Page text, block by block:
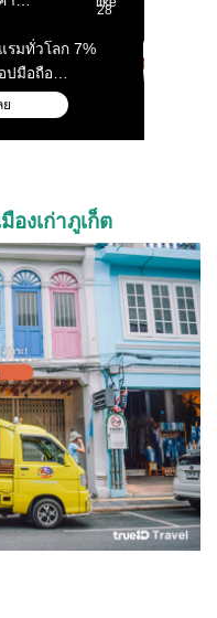
องเก่าภูเก็ต